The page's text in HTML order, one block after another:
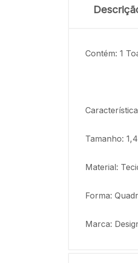
Contém: 1
Tamanho:
Material:
Forma:
Marca: